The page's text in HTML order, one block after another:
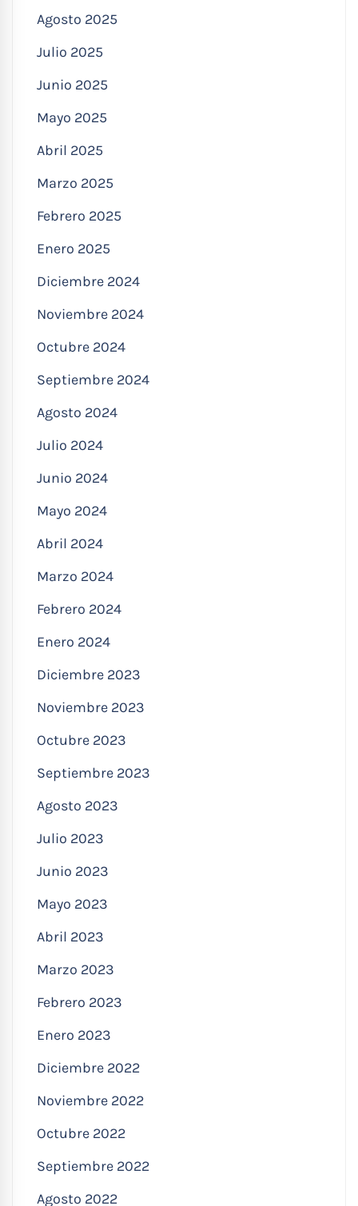
Agosto 2025
Julio 2025
Junio 2025
Mayo 2025
Abril 2025
Marzo 2025
Febrero 2025
Enero 2025
Diciembre 2024
Noviembre 2024
Octubre 2024
Septiembre 2024
Agosto 2024
Julio 2024
Junio 2024
Mayo 2024
Abril 2024
Marzo 2024
Febrero 2024
Enero 2024
Diciembre 2023
Noviembre 2023
Octubre 2023
Septiembre 2023
Agosto 2023
Julio 2023
Junio 2023
Mayo 2023
Abril 2023
Marzo 2023
Febrero 2023
Enero 2023
Diciembre 2022
Noviembre 2022
Octubre 2022
Septiembre 2022
Agosto 2022